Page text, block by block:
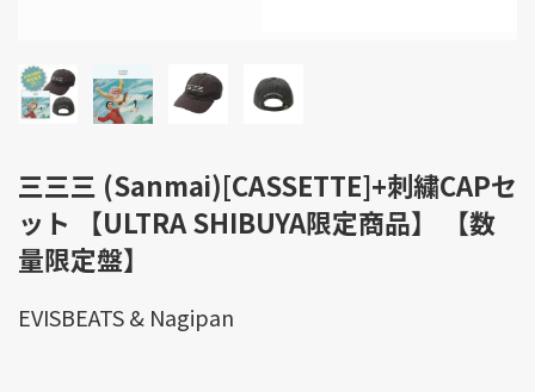
三三三 (Sanmai)[CASSETTE]+刺繍CAPセ
ット 【ULTRA SHIBUYA限定商品】 【数
量限定盤】
EVISBEATS & Nagipan